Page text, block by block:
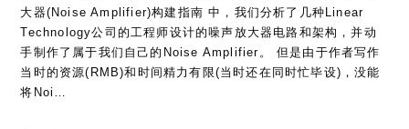
大器(Noise Amplifier)构建指南 中，我们分析了几种Linear
Technology公司的工程师设计的噪声放大器电路和架构，并动
手制作了属于我们自己的Noise Amplifier。 但是由于作者写作
当时的资源(RMB)和时间精力有限(当时还在同时忙毕设)，没能
将Noi…